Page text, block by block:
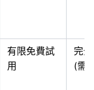
有限免費試
用
完
(需